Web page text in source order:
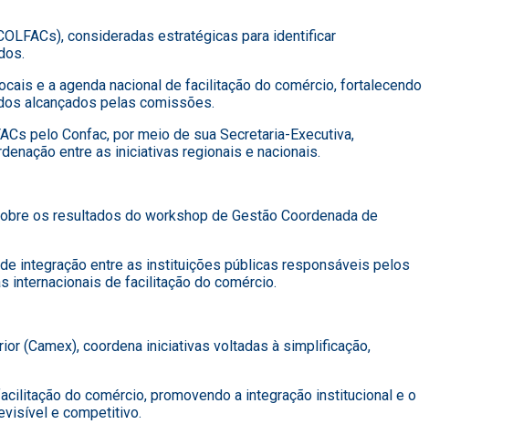
consideradas estratégicas para identificar
e a agenda nacional de facilitação do comércio, fortalecendo
alcançados pelas comissões.
pelo Confac, por meio de sua Secretaria-Executiva,
entre as iniciativas regionais e nacionais.
os resultados do workshop de Gestão Coordenada de
integração entre as instituições públicas responsáveis pelos
internacionais de facilitação do comércio.
(Camex), coordena iniciativas voltadas à simplificação,
do comércio, promovendo a integração institucional e o
e competitivo.